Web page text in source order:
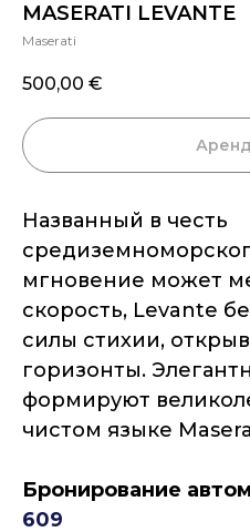
MASERATI LEVANTE
Maserati
500,00 €
Названный в честь
мгновение может
скорость, Levante
силы стихии,
горизонты.
формируют
чистом языке
Бронирование
609